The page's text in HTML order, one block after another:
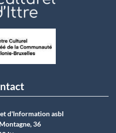
d'Information asbI
36